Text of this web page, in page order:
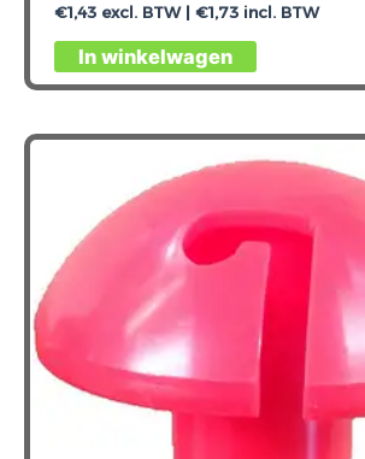
€1,43excl. BTW | €1,73incl. BTW
In winkelwagen
Dit
product
meerdere
variaties.
optie
kan
gekozen
worden
op
de
productpagina